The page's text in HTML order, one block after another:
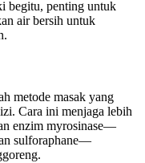
begitu, penting untuk
air bersih untuk
metode masak yang
Cara ini menjaga lebih
enzim myrosinase—
sulforaphane—